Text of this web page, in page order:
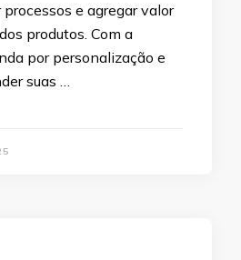
processos e agregar valor
produtos. Com a
por personalização e
suas …